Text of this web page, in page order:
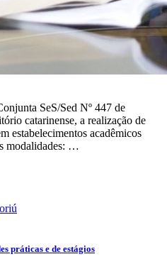
SeS/Sed Nº 447 de
catarinense, a realização de
estabelecimentos acadêmicos
modalidades: …
práticas e de estágios